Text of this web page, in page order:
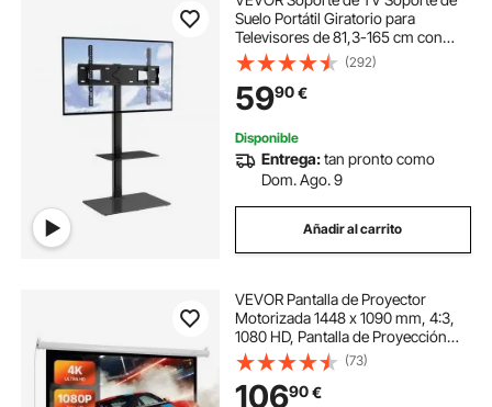
Suelo Portátil Giratorio para
Televisores de 81,3-165 cm con
Altura Ajustable de 1175-1296 mm
Capacidad de Carga de 40 kg, para
Sala de Estar, Hogar, Oficina, Aula
(292)
5990€
Disponible
Entrega:tan pronto como
Dom. Ago. 9
Añadir al carrito
VEVOR Pantalla de Proyector
Motorizada 1448 x 1090 mm, 4:3,
1080 HD, Pantalla de Proyección
Eléctrica de Pared con Control
Remoto, Angular de 160°, Material
de PVC, para Cine en Casa, Oficina
(73)
10690€